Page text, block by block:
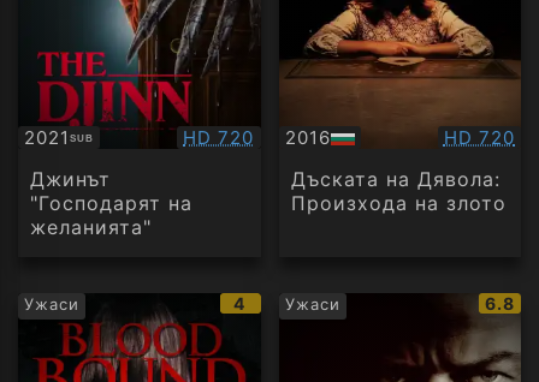
2021SUB
Субтитри Качество:
HD 720
Джинът
"Господарят на
желанията"
2016
БГ
аудио
HD 720
Дъската на Дявола:
Произхода на злото
Ужаси
IMDb
рейтинг:
4 Ужаси
IMDb
6.8